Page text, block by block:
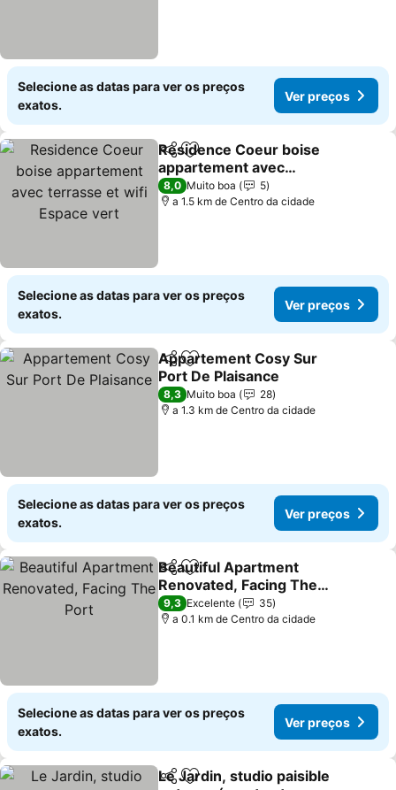
Selecione as datas para ver os preços
exatos.
Ver preços
PartilharAdicionar aos favoritos
Residence Coeur boise
appartement avec
terrasse et wifi Espace
vert
Ver preços
8,0 Muito boa
5
a 1.5 km de Centro da cidade
Selecione as datas para ver os preços
exatos.
Ver preços
PartilharAdicionar aos favoritos
Appartement Cosy Sur
Port De Plaisance
Ver preços
8,3 Muito boa
28
a 1.3 km de Centro da cidade
Selecione as datas para ver os preços
exatos.
Ver preços
PartilharAdicionar aos favoritos
Beautiful Apartment
Renovated, Facing The
Port
Ver preços
9,3 Excelente
35
a 0.1 km de Centro da cidade
Selecione as datas para ver os preços
exatos.
Ver preços
PartilharAdicionar aos favoritos
Le Jardin, studio paisible